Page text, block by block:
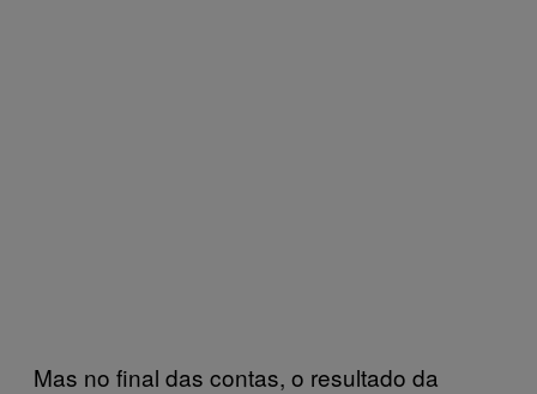
Mas no final das contas, o resultado da